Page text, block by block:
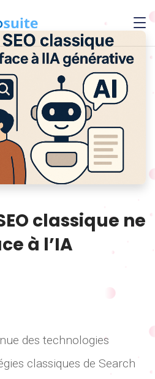
classique ne
à l’IA
des technologies
classiques de Search